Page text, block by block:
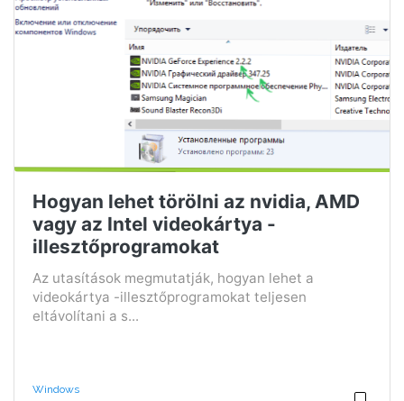
Hogyan lehet törölni az nvidia, AMD
vagy az Intel videokártya -
illesztőprogramokat
Az utasítások megmutatják, hogyan lehet a
videokártya -illesztőprogramokat teljesen
eltávolítani a s...
Windows